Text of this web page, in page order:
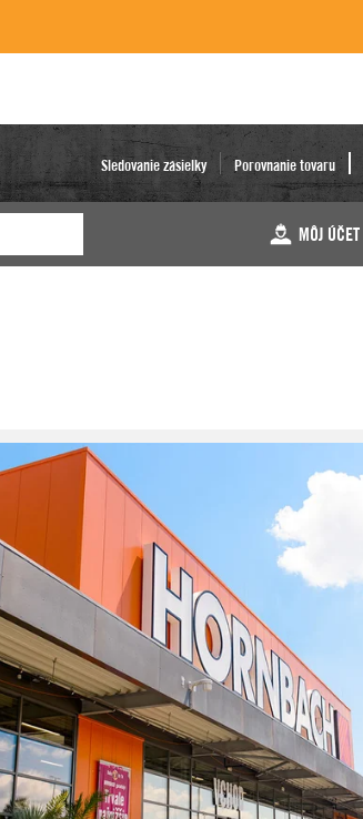
Sledovanie zásielky Porovnanie tovaru
MÔJ ÚČET